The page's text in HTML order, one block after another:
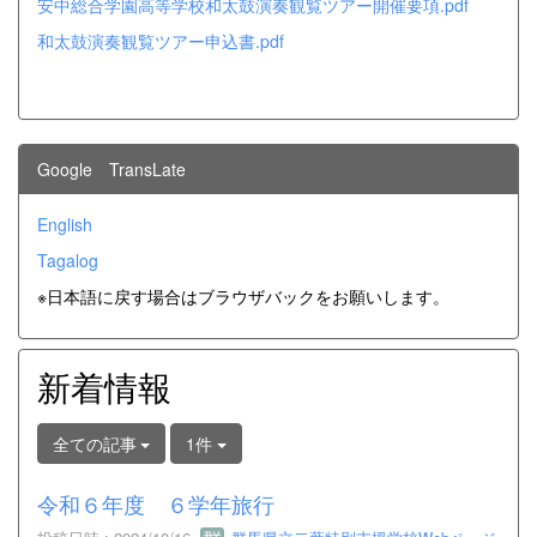
和太鼓演奏観覧ツアー申込書.pdf
Google TransLate
English
Tagalog
※日本語に戻す場合はブラウザバックをお願いします。
新着情報
全ての記事 1件
令和６年度 ６学年旅行